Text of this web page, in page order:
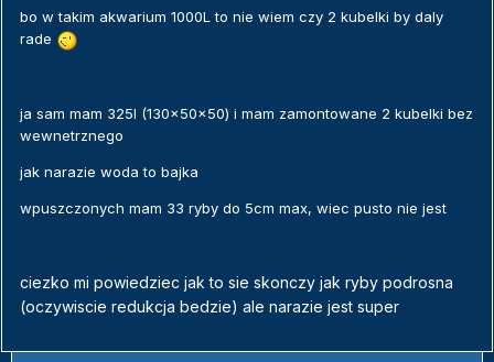
bo w takim akwarium 1000L to nie wiem czy 2 kubelki by daly
rade
ja sam mam 325l (130x50x50) i mam zamontowane 2 kubelki bez
wewnetrznego
jak narazie woda to bajka
wpuszczonych mam 33 ryby do 5cm max, wiec pusto nie jest
ciezko mi powiedziec jak to sie skonczy jak ryby podrosna
(oczywiscie redukcja bedzie) ale narazie jest super